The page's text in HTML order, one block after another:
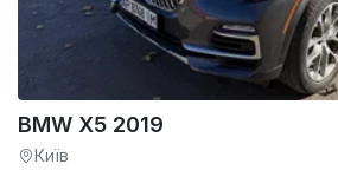
BMW X5 2019
Київ